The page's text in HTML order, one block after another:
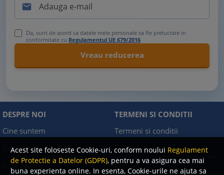
Acest site foloseste Cookie-uri, conform noului Regulament
de Protectie a Datelor (GDPR), pentru a va asigura cea mai
buna experienta online. In esenta, Cookie-urile ne ajuta sa

Da, sunt de acord ca datele mele personale sa fie prelucrate in
conformitate cu Regulamentul UE 679/2016
DESPRE NOI
Cine suntem
Cum comand?
Cum platesc?
TERMENI SI CONDITII
Termeni si conditii
Facebook
Contact